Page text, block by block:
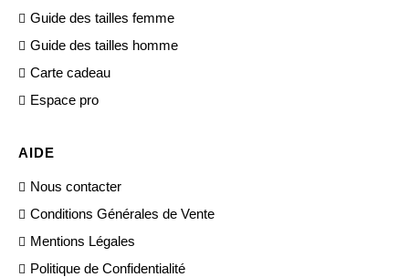
Guide des tailles femme
Guide des tailles homme
Carte cadeau
Espace pro
AIDE
Nous contacter
Conditions Générales de Vente
Mentions Légales
Politique de Confidentialité